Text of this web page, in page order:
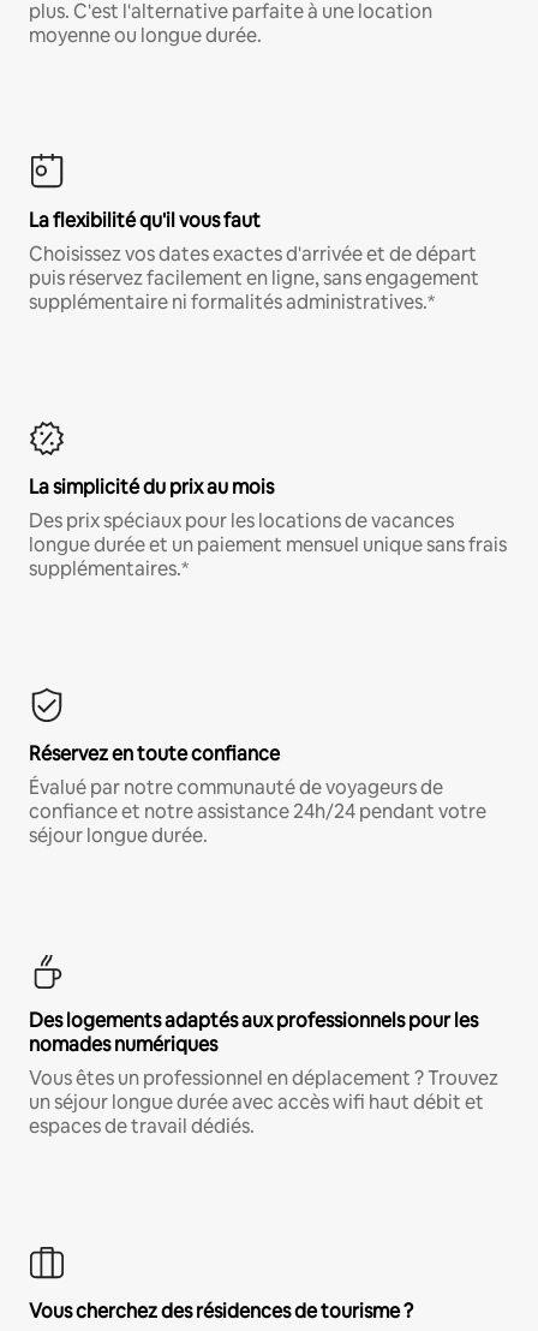
plus. C'est l'alternative parfaite à une location
moyenne ou longue durée.
La flexibilité qu'il vous faut
Choisissez vos dates exactes d'arrivée et de départ
puis réservez facilement en ligne, sans engagement
supplémentaire ni formalités administratives.*
La simplicité du prix au mois
Des prix spéciaux pour les locations de vacances
longue durée et un paiement mensuel unique sans frais
supplémentaires.*
Réservez en toute confiance
Évalué par notre communauté de voyageurs de
confiance et notre assistance 24h/24 pendant votre
séjour longue durée.
Des logements adaptés aux professionnels pour les
nomades numériques
Vous êtes un professionnel en déplacement ? Trouvez
un séjour longue durée avec accès wifi haut débit et
espaces de travail dédiés.
Vous cherchez des résidences de tourisme ?